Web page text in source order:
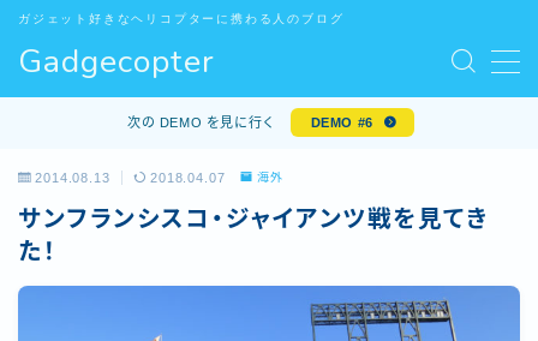
Gadgecopter
ガジェット好きなヘリコプターに携わる人のブログ
MENU
お問い合わせ
デモプリセット記事 #5
デモプリセット記事 Part10
プライバシーポリシー
プライバシーポリシー
利用規約／特定商取引法に基づく表記
次の DEMO を見に行く DEMO #6
2014.08.13 2018.04.07 海外
サンフランシスコ・ジャイアンツ戦を見てき
た！